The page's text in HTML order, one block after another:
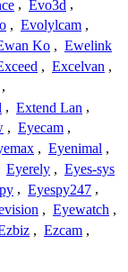
, Evo3d ,
, Evolylcam ,
Ko , Ewelink
, Excelvan ,
,
, Extend Lan ,
, Eyecam ,
, Eyenimal ,
Eyerely , Eyes-sys
, Eyespy247 ,
, Eyewatch ,
, Ezcam ,